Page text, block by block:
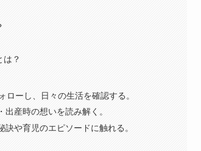
は？
ーし、日々の生活を確認する。
産時の想いを読み解く。
や育児のエピソードに触れる。